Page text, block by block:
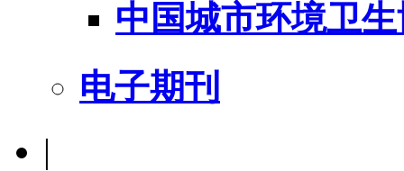
中国城市环境卫
电子期刊
|